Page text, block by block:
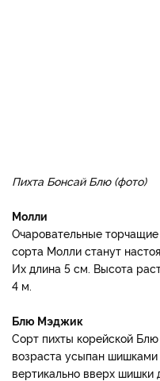
Пихта Бонсай Блю (фото)
Молли
Очаровательные
сорта Молли станут
Их длина 5 см. Высота
4 м.
Блю Мэджик
Сорт пихты корейской
возраста усыпан
вертикально вверх шишки